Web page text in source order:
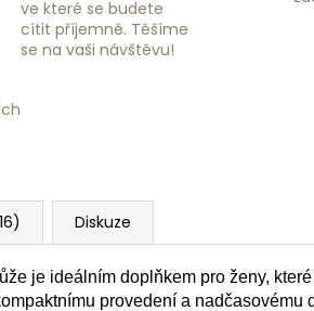
ve které se budete
cítit příjemně. Těšíme
se na vaši návštěvu!
Diskuze
je ideálním doplňkem pro ženy,
provedení a nadčasovému